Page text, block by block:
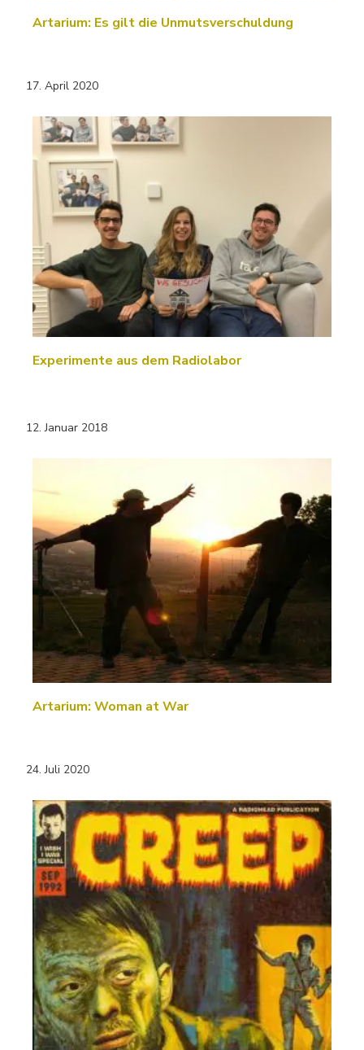
Artarium: Es gilt die Unmutsverschuldung
17. April 2020
Experimente aus dem Radiolabor
12. Januar 2018
Artarium: Woman at War
24. Juli 2020